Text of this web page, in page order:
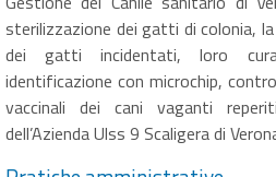
sterilizzazione dei gatti di colonia,
dei gatti incidentati, loro
identificazione con microchip,
vaccinali dei cani vaganti
dell’Azienda Ulss 9 Scaligera di